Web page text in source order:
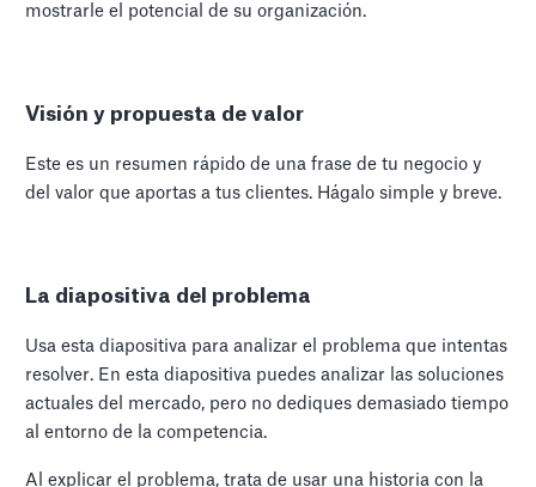
mostrarle el potencial de su organización.
Visión y propuesta de valor
Este es un resumen rápido de una frase de tu negocio y
del valor que aportas a tus clientes. Hágalo simple y breve.
La diapositiva del problema
Usa esta diapositiva para analizar el problema que intentas
resolver. En esta diapositiva puedes analizar las soluciones
actuales del mercado, pero no dediques demasiado tiempo
al entorno de la competencia.
Al explicar el problema, trata de usar una historia con la